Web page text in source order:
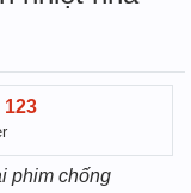
phim chống